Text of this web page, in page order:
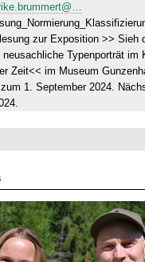
zur Exposition >> Sieh
neusachliche Typenporträt im
Zeit<< im Museum
1. September 2024.